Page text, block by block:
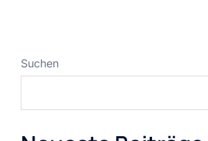
Suchen